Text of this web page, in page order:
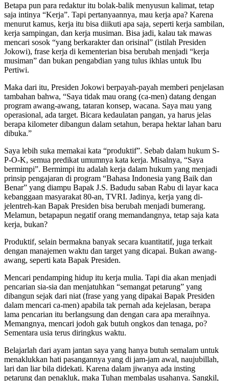
Betapa pun para redaktur itu bolak-balik menyusun kalimat, tetap
saja intinya “Kerja”. Tapi pertanyaannya, mau kerja apa? Karena
menurut kamus, kerja itu bisa diikuti apa saja, seperti kerja sambilan,
kerja sampingan, dan kerja musiman. Bisa jadi, kalau tak mawas
mencari sosok “yang berkarakter dan orisinal” (istilah Presiden
Jokowi), frase kerja di kementerian bisa berubah menjadi “kerja
musiman” dan bukan pengabdian yang tulus ikhlas untuk Ibu
Pertiwi.
Maka dari itu, Presiden Jokowi berpayah-payah memberi penjelasan
tambahan bahwa, “Saya tidak mau orang (ca-men) datang dengan
program awang-awang, tataran konsep, wacana. Saya mau yang
operasional, ada target. Bicara kedaulatan pangan, ya harus jelas
berapa kilometer dibangun dalam setahun, berapa hektar lahan baru
dibuka.”
Saya lebih suka memakai kata “produktif”. Sebab dalam hukum S-
P-O-K, semua predikat umumnya kata kerja. Misalnya, “Saya
bermimpi”. Bermimpi itu adalah kerja dalam hukum yang menjadi
prinsip pengajaran di program “Bahasa Indonesia yang Baik dan
Benar” yang diampu Bapak J.S. Badudu saban Rabu di layar kaca
kebanggaan masyarakat 80-an, TVRI. Jadinya, kerja yang di-
jelentreh-kan Bapak Presiden bisa berubah menjadi bumerang.
Melamun, betapapun negatif orang memandangnya, tetap saja kata
kerja, bukan?
Produktif, selain bermakna banyak secara kuantitatif, juga terkait
dengan manajemen waktu dan target yang dicapai. Bukan awang-
awang, seperti kata Bapak Presiden.
Mencari pendamping hidup itu kerja mulia. Tapi dia akan menjadi
pencarian sia-sia dan menjatuhkan “semangat petarung” yang
dibangun sejak dari niat (frase yang yang dipakai Bapak Presiden
dalam mencari ca-men) apabila tak pernah ada kejelasan, berapa
lama pencarian itu berlangsung dan dengan cara apa meraihnya.
Memangnya, mencari jodoh gak butuh ongkos dan tenaga, po?
Sementara usia terus diringkus waktu.
Belajarlah dari ayam jantan saya yang hanya butuh semalam untuk
menaklukkan hati pasangannya yang di jam-jam awal, naujubillah,
lari dan liar bila didekati. Karena dalam jiwanya ada insting
petarung dan penakluk, maka Tuhan membalas usahanya. Sangkil,